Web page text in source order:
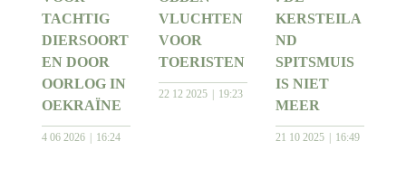
TACHTIG
DIERSOORT
EN DOOR
OORLOG IN
OEKRAÏNE
4 06 2026 16:24
VLUCHTEN
VOOR
TOERISTEN
22 12 2025 19:23
KERSTEILA
ND
SPITSMUIS
IS NIET
MEER
21 10 2025 16:49